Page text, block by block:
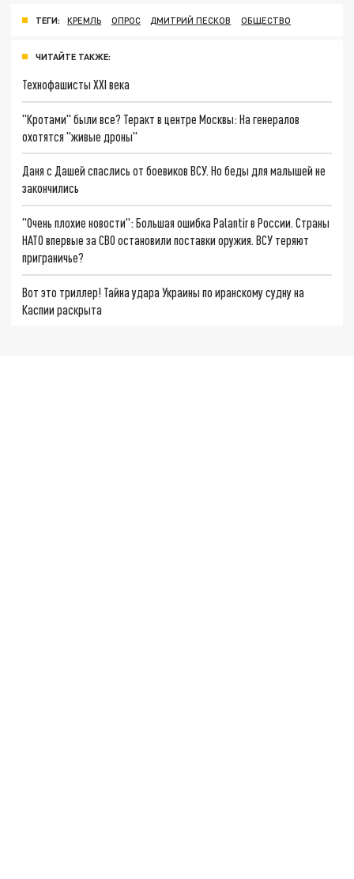
ТЕГИ: КРЕМЛЬ ОПРОС ДМИТРИЙ ПЕСКОВ ОБЩЕСТВО
ЧИТАЙТЕ ТАКЖЕ:
Технофашисты XXI века
"Кротами" были все? Теракт в центре Москвы: На генералов
охотятся "живые дроны"
Даня с Дашей спаслись от боевиков ВСУ. Но беды для малышей не
закончились
"Очень плохие новости": Большая ошибка Palantir в России. Страны
НАТО впервые за СВО остановили поставки оружия. ВСУ теряют
приграничье?
Вот это триллер! Тайна удара Украины по иранскому судну на
Каспии раскрыта